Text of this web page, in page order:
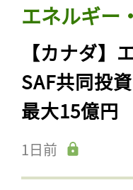
エネルギー
【カナダ】
SAF共同投
最大15億円
1日前